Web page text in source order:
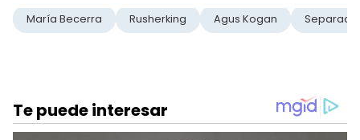
María Becerra Rusherking Agus Kogan